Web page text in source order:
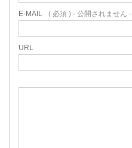
E-MAIL ( 必須 ) - 公開されません -
URL